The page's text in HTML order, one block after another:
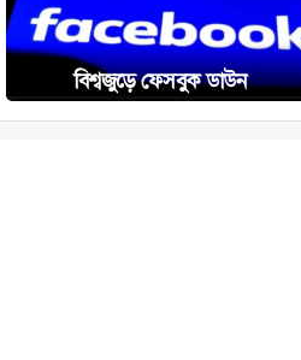
বিশ্বজুড়ে ফেসবুক ডাউন